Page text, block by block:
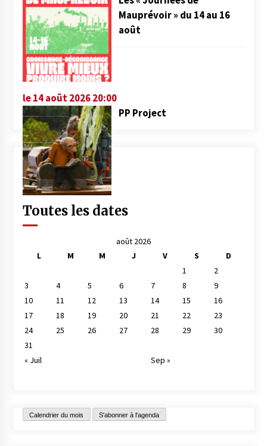
Mauprévoir » du 14 au 16
août
le 14 août 2026 20:00
PP Project
Toutes les dates
août 2026
L
M M J V S
D
1
2
3
4 5 6 7 8
9
10
11 12 13 14 15
16
17
18 19 20 21 22
23
24
25 26 27 28 29
30
31
« Juil
Sep »
Calendrier du mois S'abonner à l'agenda